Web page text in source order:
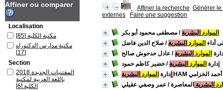
Affiner la recherche Générer le
externes
Faire une suggestion
الموارد البشرية / مصطفى محمود أبو بكر
أداء الموارد البشرية / صلاح الدين فاضل
الموارد البشرية / عادل حدحوش صالح
إدارة الموارد البشرية / خضير كاظم حمود
إدارة الموارد
الخزامي
البشرية المعاصرة/ عمر وصفي عقيلي
Affiner ou comparer
Localisation
مكتبة الكلية [85]
مكتبة مدارس الدكتوراه
[17]
Section
المقتنيات الجديدة 2018
باللغة العربية لمكتبة
الكلية [6]